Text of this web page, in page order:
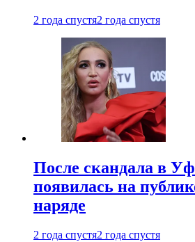
2 года спустя2 года спустя
После скандала в
появилась на
наряде
2 года спустя2 года спустя